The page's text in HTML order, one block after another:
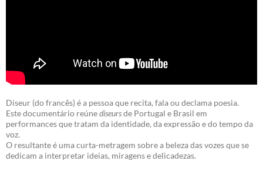
Diseur (do francês) é a pessoa que recita, fala ou declama poesia.
Este documentário reúnediseursde Portugal e Brasil em
performances que tratam da identidade, da expressão e do tempo da
voz.
O resultante é uma curta-metragem sobre a beleza das vozes que se
dedicam a interpretar ideias, miragens e delicadezas.